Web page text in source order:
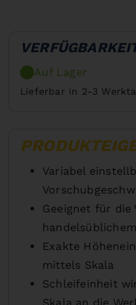
Auf Lager
Lieferbar in 2-3
Variabel
Geeignet für die
Exakte
mittels Skala
Schleifeinheit
Skala an die